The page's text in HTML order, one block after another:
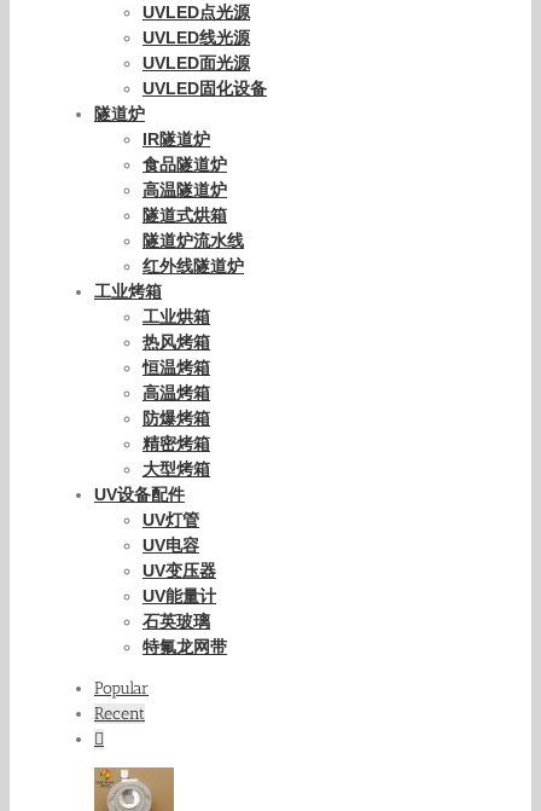
UVLED点光源
UVLED线光源
UVLED面光源
UVLED固化设备
隧道炉
IR隧道炉
食品隧道炉
高温隧道炉
隧道式烘箱
隧道炉流水线
红外线隧道炉
工业烤箱
工业烘箱
热风烤箱
恒温烤箱
高温烤箱
防爆烤箱
精密烤箱
大型烤箱
UV设备配件
UV灯管
UV电容
UV变压器
UV能量计
石英玻璃
特氟龙网带
Popular
Recent